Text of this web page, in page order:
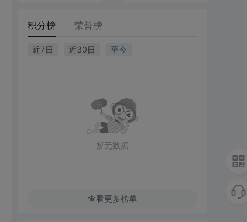
积分榜 荣誉榜
近7日 近30日 至今
暂无数据
查看更多榜单